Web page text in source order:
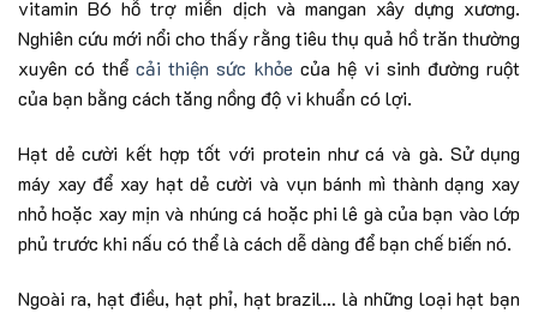
vitamin B6 hỗ trợ miễn dịch và mangan xây dựng xương.
Nghiên cứu mới nổi cho thấy rằng tiêu thụ quả hồ trăn thường
xuyên có thểcải thiện sức khỏe của hệ vi sinh đường ruột
của bạn bằng cách tăng nồng độ vi khuẩn có lợi.
Hạt dẻ cười kết hợp tốt với protein như cá và gà. Sử dụng
máy xay để xay hạt dẻ cười và vụn bánh mì thành dạng xay
nhỏ hoặc xay mịn và nhúng cá hoặc phi lê gà của bạn vào lớp
phủ trước khi nấu có thể là cách dễ dàng để bạn chế biến nó.
Ngoài ra, hạt điều, hạt phỉ, hạt brazil… là những loại hạt bạn